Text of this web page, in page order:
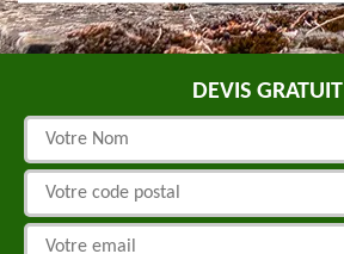
DEVIS GRATUIT